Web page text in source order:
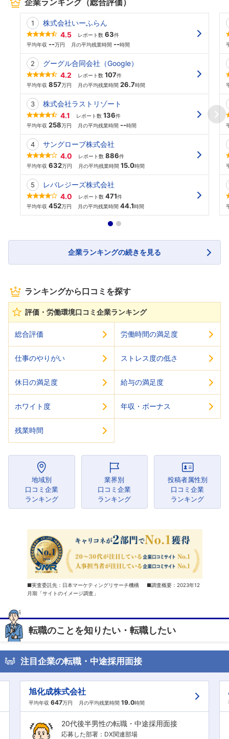
企業ランキング（総合評価）
株式会社いーふらん
4.5
レポート数 63件
平均年収 --万円 月の平均残業時間 --時間
グーグル合同会社（Google）
4.2
レポート数 107件
平均年収 857万円 月の平均残業時間 26.7時間
株式会社ラストリゾート
4.1
レポート数 136件
平均年収 258万円 月の平均残業時間 --時間
サングローブ株式会社
4.0
レポート数 886件
平均年収 632万円 月の平均残業時間 15.0時間
レバレジーズ株式会社
4.0
レポート数 471件
平均年収 452万円 月の平均残業時間 44.1時間
企業ランキングの続きを見る
ランキングから口コミを探す
評価・労働環境口コミ企業ランキング
総合評価 労働時間の満足度
仕事のやりがい ストレス度の低さ
休日の満足度 給与の満足度
ホワイト度 年収・ボーナス
残業時間
地域別
口コミ企業
ランキング
業界別
口コミ企業
ランキング
投稿者属性別
口コミ企業
ランキング
■実査委託先：日本マーケティングリサーチ機構 ■調査概要：2023年12
月期「サイトのイメージ調査」
転職のことを知りたい・ 転職したい
注目企業の転職・中途採用面接
旭化成株式会社
平均年収647万円 月の平均残業時間19.0時間
20代後半男性の転職・中途採用面接
応募した部署：DX関連部場